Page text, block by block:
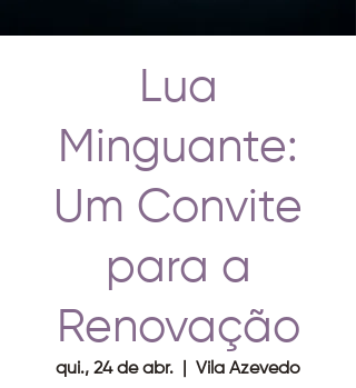
Lua
Minguante:
Um Convite
para a
Renovação
qui., 24 de abr. Vila Azevedo